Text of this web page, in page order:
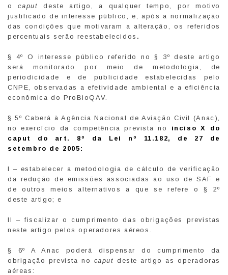
ocaput deste artigo, a qualquer tempo, por motivo
justificado de interesse público, e, após a normalização
das condições que motivaram a alteração, os referidos
percentuais serão reestabelecidos .
§ 4º O interesse público referido no § 3º deste artigo
será monitorado por meio de metodologia, de
periodicidade e de publicidade estabelecidas pelo
CNPE, observadas a efetividade ambiental e a eficiência
econômica do ProBioQAV.
§ 5º Caberá à Agência Nacional de Aviação Civil (Anac),
no exercício da competência prevista no inciso X do
caput do art. 8º da Lei nº 11.182, de 27 de
setembro de 2005:
I – estabelecer a metodologia de cálculo de verificação
da redução de emissões associadas ao uso de SAF e
de outros meios alternativos a que se refere o § 2º
deste artigo; e
II – fiscalizar o cumprimento das obrigações previstas
neste artigo pelos operadores aéreos.
§ 6º A Anac poderá dispensar do cumprimento da
obrigação prevista no caput deste artigo as operadoras
aéreas: